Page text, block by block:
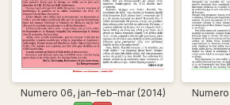
Numero 06, jan–feb–mar (2014) Numero